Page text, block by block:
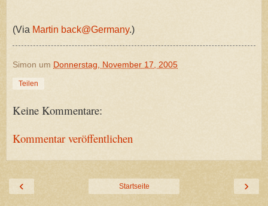
(Via Martin back@Germany.)
Simon um Donnerstag, November 17, 2005
Teilen
Keine Kommentare:
Kommentar veröffentlichen
‹ ›
Startseite